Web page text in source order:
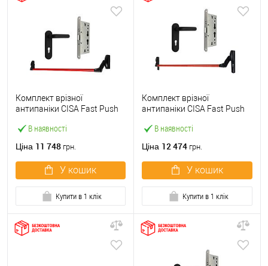
В наявності
Комплект врізної
антипаніки CISA Fast Push
із замком та ручкою
Ціна 11 748 грн.
У кошик
Купити в 1 клік
В наявності
Комплект врізної
антипаніки CISA Fast Push
червоний із замком та
Ціна 12 474 грн.
У кошик
Купити в 1 клік